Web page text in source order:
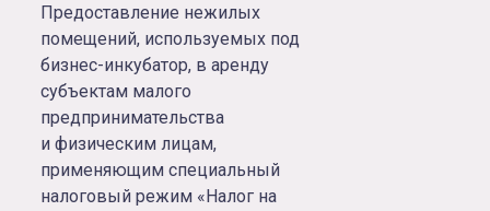
Предоставление нежилых
помещений, используемых под
бизнес-инкубатор, в аренду
субъектам малого
предпринимательства
и физическим лицам,
применяющим специальный
налоговый режим «Налог на